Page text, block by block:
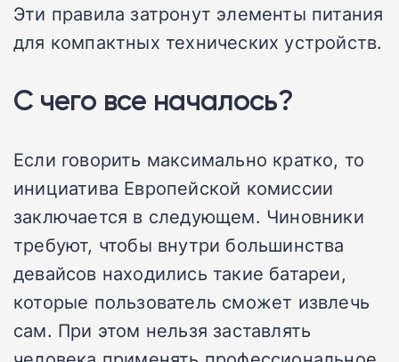
Эти правила затронут элементы питания
для компактных технических устройств.
С чего все началось?
Если говорить максимально кратко, то
инициатива Европейской комиссии
заключается в следующем. Чиновники
требуют, чтобы внутри большинства
девайсов находились такие батареи,
которые пользователь сможет извлечь
сам. При этом нельзя заставлять